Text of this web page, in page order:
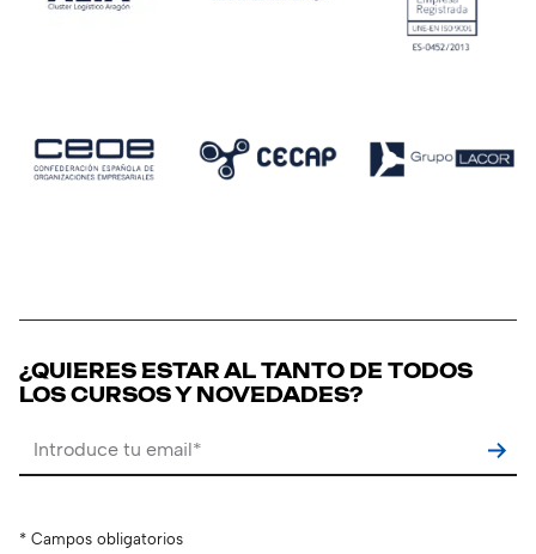
¿QUIERES ESTAR AL TANTO DE TODOS
LOS CURSOS Y NOVEDADES?
* Campos obligatorios